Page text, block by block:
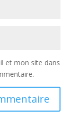
et mon site dans